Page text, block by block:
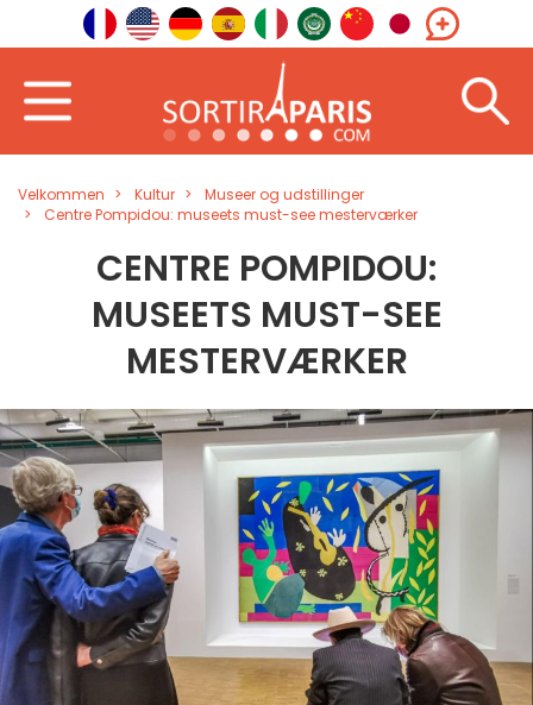
Velkommen Kultur
Museer og udstillinger
Centre Pompidou: museets must-see mesterværker
CENTRE POMPIDOU:
MUSEETS MUST-SEE
MESTERVÆRKER